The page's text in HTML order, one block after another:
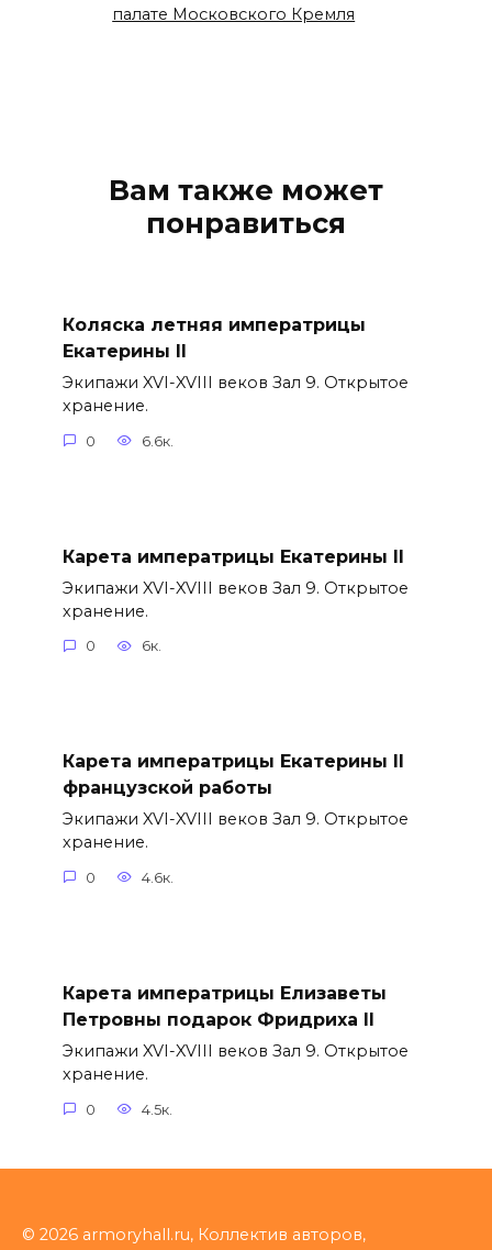
палате Московского Кремля
Вам также может
понравиться
Коляска летняя императрицы
Екатерины II
Экипажи XVI-XVIII веков Зал 9. Открытое
хранение.
0 6.6к.
Карета императрицы Екатерины II
Экипажи XVI-XVIII веков Зал 9. Открытое
хранение.
0 6к.
Карета императрицы Екатерины II
французской работы
Экипажи XVI-XVIII веков Зал 9. Открытое
хранение.
0 4.6к.
Карета императрицы Елизаветы
Петровны подарок Фридриха II
Экипажи XVI-XVIII веков Зал 9. Открытое
хранение.
0 4.5к.
© 2026 armoryhall.ru, Коллектив авторов,